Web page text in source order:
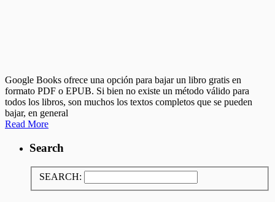
Google Books ofrece una opción para bajar un libro gratis en
formato PDF o EPUB. Si bien no existe un método válido para
todos los libros, son muchos los textos completos que se pueden
bajar, en general
Read More
Search
SEARCH: